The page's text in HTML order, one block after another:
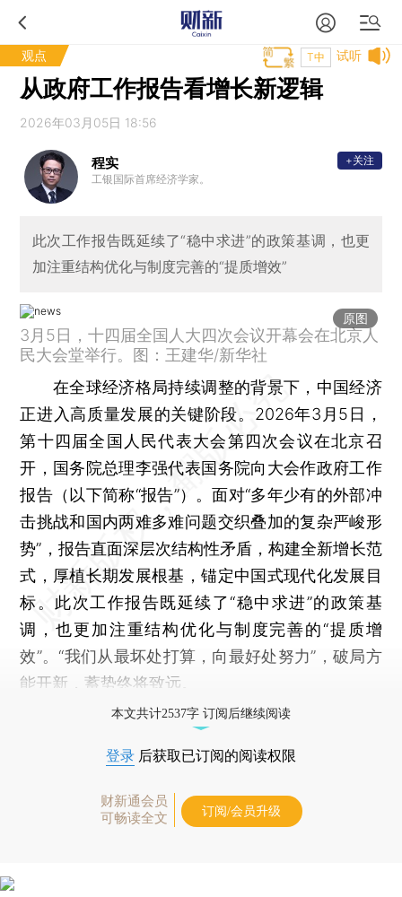
观点 试听
T中
从政府工作报告看增长新逻辑
2026年03月05日 18:56
程实
工银国际首席经济学家。
+关注
此次工作报告既延续了“稳中求进”的政策基调，也更
加注重结构优化与制度完善的“提质增效”
原图
3月5日，十四届全国人大四次会议开幕会在北京人
民大会堂举行。图：王建华/新华社
在全球经济格局持续调整的背景下，中国经济
正进入高质量发展的关键阶段。2026年3月5日，
第十四届全国人民代表大会第四次会议在北京召
开，国务院总理李强代表国务院向大会作政府工作
报告（以下简称“报告”）。面对“多年少有的外部冲
击挑战和国内两难多难问题交织叠加的复杂严峻形
势”，报告直面深层次结构性矛盾，构建全新增长范
式，厚植长期发展根基，锚定中国式现代化发展目
标。此次工作报告既延续了“稳中求进”的政策基
调，也更加注重结构优化与制度完善的“提质增
效”。“我们从最坏处打算，向最好处努力”，破局方
能开新，蓄势终将致远。
本文共计2537字 订阅后继续阅读
登录 后获取已订阅的阅读权限
财新通会员
可畅读全文
订阅/会员升级